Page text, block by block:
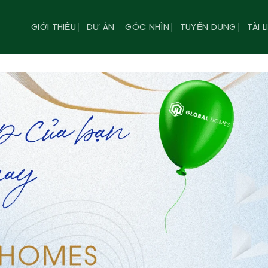
GIỚI THIỆU DỰ ÁN GÓC NHÌN TUYỂN DỤNG TÀI